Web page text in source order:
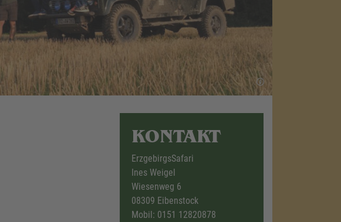
KONTAKT
ErzgebirgsSafari
Ines Weigel
Wiesenweg 6
08309 Eibenstock
Mobil: 0151 12820878